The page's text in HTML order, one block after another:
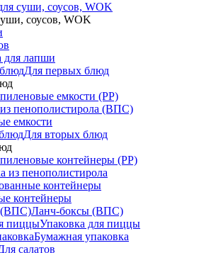
суши, соусов, WOK
соусов, WOK
для лапши
Для первых блюд
емкости (PP)
пенополистирола (ВПС)
емкости
Для вторых блюд
контейнеры (PP)
из пенополистирола
контейнеры
контейнеры
Ланч-боксы (ВПС)
Упаковка для пиццы
Бумажная упаковка
салатов